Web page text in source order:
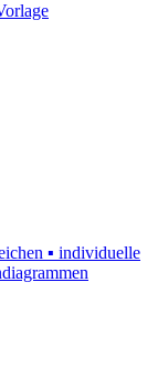
▪ individuelle